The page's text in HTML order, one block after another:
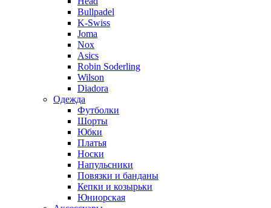
Bullpadel
K-Swiss
Joma
Nox
Asics
Robin Soderling
Wilson
Diadora
Одежда
Футболки
Шорты
Юбки
Платья
Носки
Напульсники
Повязки и банданы
Кепки и козырьки
Юниорская